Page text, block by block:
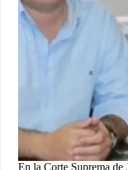
En la Corte Suprema de